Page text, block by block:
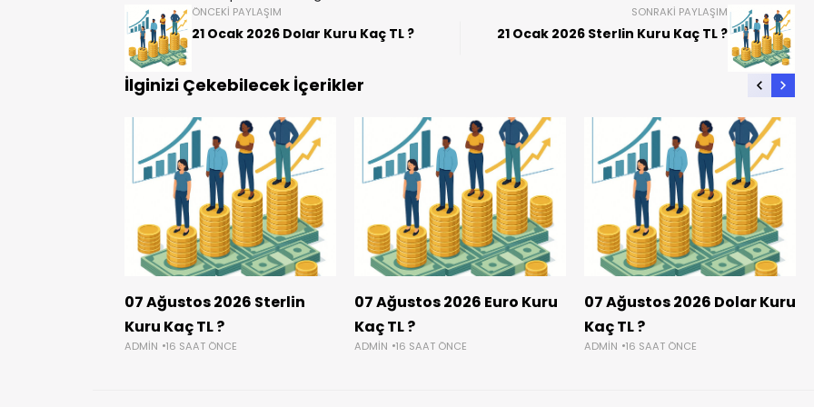
ÖNCEKI PAYLAŞIM
21 Ocak 2026 Dolar Kuru Kaç TL ?
SONRAKI PAYLAŞIM
21 Ocak 2026 Sterlin Kuru Kaç TL ?
İlginizi Çekebilecek İçerikler
07 Ağustos 2026 Sterlin
Kuru Kaç TL ?
ADMIN 16 SAAT ÖNCE
07 Ağustos 2026 Euro Kuru
Kaç TL ?
ADMIN 16 SAAT ÖNCE
07 Ağustos 2026 Dolar Kuru
Kaç TL ?
ADMIN 16 SAAT ÖNCE